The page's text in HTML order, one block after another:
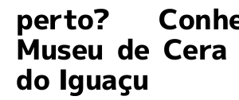
perto?
Museu de Cera
do Iguaçu